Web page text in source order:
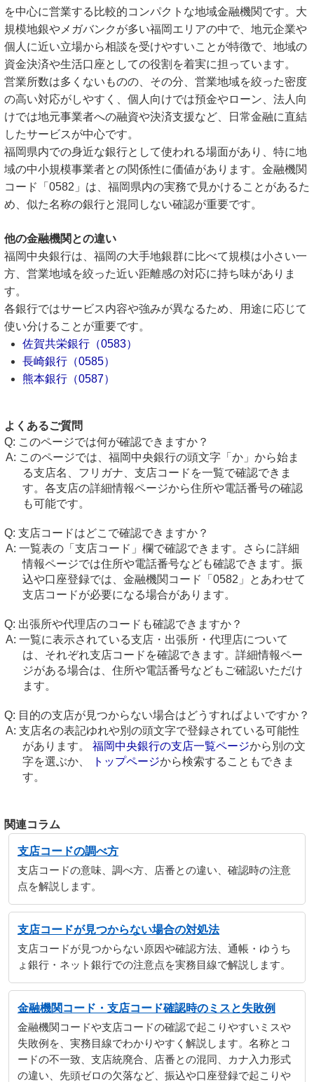
を中心に営業する比較的コンパクトな地域金融機関です。大
規模地銀やメガバンクが多い福岡エリアの中で、地元企業や
個人に近い立場から相談を受けやすいことが特徴で、地域の
資金決済や生活口座としての役割を着実に担っています。
営業所数は多くないものの、その分、営業地域を絞った密度
の高い対応がしやすく、個人向けでは預金やローン、法人向
けでは地元事業者への融資や決済支援など、日常金融に直結
したサービスが中心です。
福岡県内での身近な銀行として使われる場面があり、特に地
域の中小規模事業者との関係性に価値があります。金融機関
コード「0582」は、福岡県内の実務で見かけることがあるた
め、似た名称の銀行と混同しない確認が重要です。
他の金融機関との違い
福岡中央銀行は、福岡の大手地銀群に比べて規模は小さい一
方、営業地域を絞った近い距離感の対応に持ち味がありま
す。
各銀行ではサービス内容や強みが異なるため、用途に応じて
使い分けることが重要です。
佐賀共栄銀行（0583）
長崎銀行（0585）
熊本銀行（0587）
よくあるご質問
このページでは何が確認できますか？
このページでは、福岡中央銀行の頭文字「か」から始ま
る支店名、フリガナ、支店コードを一覧で確認できま
す。各支店の詳細情報ページから住所や電話番号の確認
も可能です。
支店コードはどこで確認できますか？
一覧表の「支店コード」欄で確認できます。さらに詳細
情報ページでは住所や電話番号なども確認できます。振
込や口座登録では、金融機関コード「0582」とあわせて
支店コードが必要になる場合があります。
出張所や代理店のコードも確認できますか？
一覧に表示されている支店・出張所・代理店について
は、それぞれ支店コードを確認できます。詳細情報ペー
ジがある場合は、住所や電話番号などもご確認いただけ
ます。
目的の支店が見つからない場合はどうすればよいですか？
支店名の表記ゆれや別の頭文字で登録されている可能性
があります。 福岡中央銀行の支店一覧ページから別の文
字を選ぶか、
トップページから検索することもできま
す。
関連コラム
支店コードの調べ方
支店コードの意味、調べ方、店番との違い、確認時の注意
点を解説します。
支店コードが見つからない場合の対処法
支店コードが見つからない原因や確認方法、通帳・ゆうち
ょ銀行・ネット銀行での注意点を実務目線で解説します。
金融機関コード・支店コード確認時のミスと失敗例
金融機関コードや支店コードの確認で起こりやすいミスや
失敗例を、実務目線でわかりやすく解説します。名称とコ
ードの不一致、支店統廃合、店番との混同、カナ入力形式
の違い、先頭ゼロの欠落など、振込や口座登録で起こりや